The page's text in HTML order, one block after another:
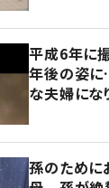
平成6年に
年後の姿に
な夫婦にな
孫のために